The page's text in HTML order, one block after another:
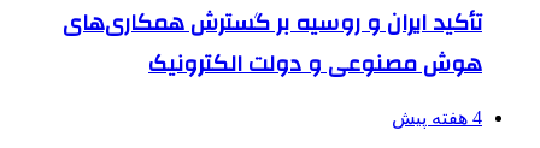
تأکید ایران و روسیه بر گسترش همکاری‌های
هوش مصنوعی و دولت الکترونیک
4 هفته پیش